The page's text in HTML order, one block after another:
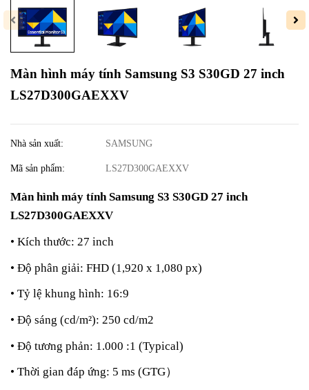
Màn hình máy tính Samsung S3 S30GD 27 inch
LS27D300GAEXXV
Nhà sản xuất: SAMSUNG
Mã sản phẩm: LS27D300GAEXXV
Màn hình máy tính Samsung S3 S30GD 27 inch
LS27D300GAEXXV
• Kích thước: 27 inch
• Độ phân giải: FHD (1,920 x 1,080 px)
• Tỷ lệ khung hình: 16:9
• Độ sáng (cd/m²): 250 cd/m2
• Độ tương phản: 1.000 :1 (Typical)
• Thời gian đáp ứng: 5 ms (GTG）